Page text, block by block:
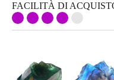
FACILITÀ DI